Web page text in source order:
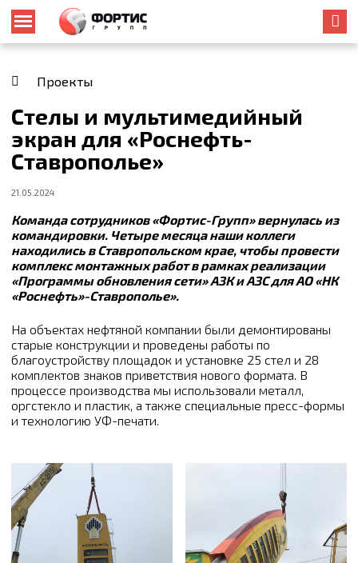
Проекты
Стелы и мультимедийный
экран для «Роснефть-
Ставрополье»
21.05.2024
Команда сотрудников «Фортис-Групп» вернулась из
командировки. Четыре месяца наши коллеги
находились в Ставропольском крае, чтобы провести
комплекс монтажных работ в рамках реализации
«Программы обновления сети» АЗК и АЗС для АО «НК
«Роснефть»-Ставрополье».
На объектах нефтяной компании были демонтированы
старые конструкции и проведены работы по
благоустройству площадок и установке 25 стел и 28
комплектов знаков приветствия нового формата. В
процессе производства мы использовали металл,
оргстекло и пластик, а также специальные пресс-формы
и технологию УФ-печати.